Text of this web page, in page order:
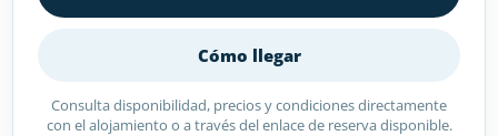
Cómo llegar
Consulta disponibilidad, precios y condiciones directamente
con el alojamiento o a través del enlace de reserva disponible.